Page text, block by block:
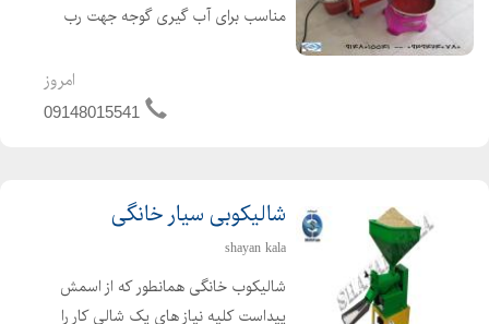
مناسب برای آب گیری گوجه جهت رب
آب آلوزرد برای لواشک و آب انار دانه شده
و آب سیب با ظرفیت 500 تا 700 کیلو در
امروز
09148015541
شالیکوبی سیار خانگی
shayan kala
شالیکوب خانگی همانطور که از اسمش
پیداست کلیه نیاز های یک شالی کار را